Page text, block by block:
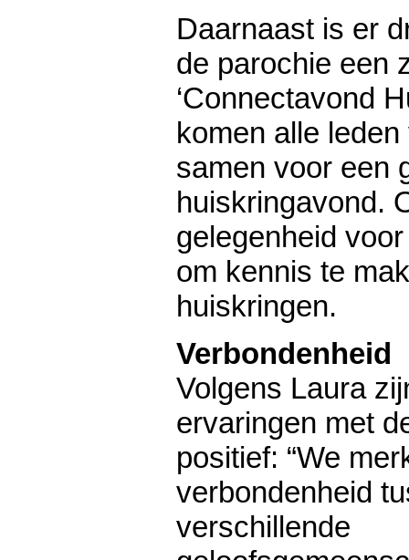
Daarnaast is er
de parochie een
‘Connectavond
komen alle
samen voor een
huiskringavond.
gelegenheid
om kennis te
huiskringen.
Verbondenheid
Volgens Laura
ervaringen met
positief: “We
verbondenheid
verschillende